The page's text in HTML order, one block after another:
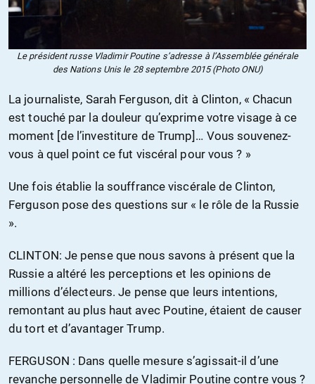
Le président russe Vladimir Poutine s’adresse à l’Assemblée générale
des Nations Unis le 28 septembre 2015 (Photo ONU)
La journaliste, Sarah Ferguson, dit à Clinton, « Chacun
est touché par la douleur qu’exprime votre visage à ce
moment [de l’investiture de Trump]… Vous souvenez-
vous à quel point ce fut viscéral pour vous ? »
Une fois établie la souffrance viscérale de Clinton,
Ferguson pose des questions sur « le rôle de la Russie
».
CLINTON: Je pense que nous savons à présent que la
Russie a altéré les perceptions et les opinions de
millions d’électeurs. Je pense que leurs intentions,
remontant au plus haut avec Poutine, étaient de causer
du tort et d’avantager Trump.
FERGUSON : Dans quelle mesure s’agissait-il d’une
revanche personnelle de Vladimir Poutine contre vous ?